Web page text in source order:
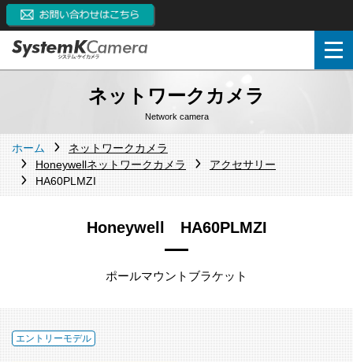
ネットワークカメラ
Network camera
ホーム
ネットワークカメラ
Honeywellネットワークカメラ
アクセサリー
HA60PLMZI
Honeywell HA60PLMZI
ポールマウントブラケット
エントリーモデル